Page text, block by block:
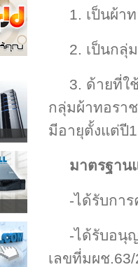
1. เป็นผ้า
2. เป็นกลุ่
3. ด้ายที่ใ
กลุ่มผ้าทอรา
มีอายุตั้งแต่ปี
มาตรฐาน
-ได้รับกา
-ได้รับอนุ
เลขที่มผช.63/